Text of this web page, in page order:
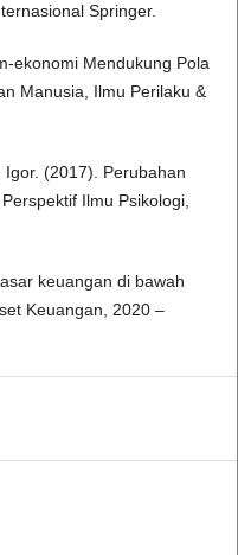
Springer.
ekonomi Mendukung Pola
Manusia, Ilmu Perilaku &
(2017). Perubahan
Ilmu Psikologi,
keuangan di bawah
Keuangan, 2020 –